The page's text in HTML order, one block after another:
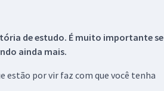
de estudo. É muito importante se
ainda mais.
estão por vir faz com que você tenha